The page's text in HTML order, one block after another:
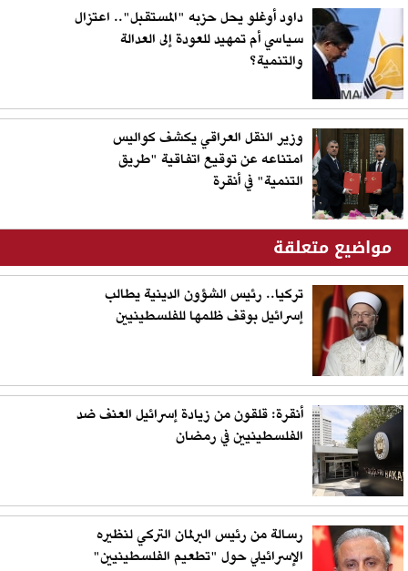
داود أوغلو يحل حزبه "المستقبل".. اعتزال
سياسي أم تمهيد للعودة إلى العدالة
والتنمية؟
وزير النقل العراقي يكشف كواليس
امتناعه عن توقيع اتفاقية "طريق
التنمية" في أنقرة
مواضيع متعلقة
تركيا.. رئيس الشؤون الدينية يطالب
إسرائيل بوقف ظلمها للفلسطينيين
أنقرة: قلقون من زيادة إسرائيل العنف ضد
الفلسطينيين في رمضان
رسالة من رئيس البرلمان التركي لنظيره
الإسرائيلي حول "تطعيم الفلسطينيين"